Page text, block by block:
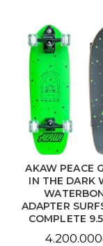
AKAW PEACE
IN THE DARK
ADAPTER
COMPLETE